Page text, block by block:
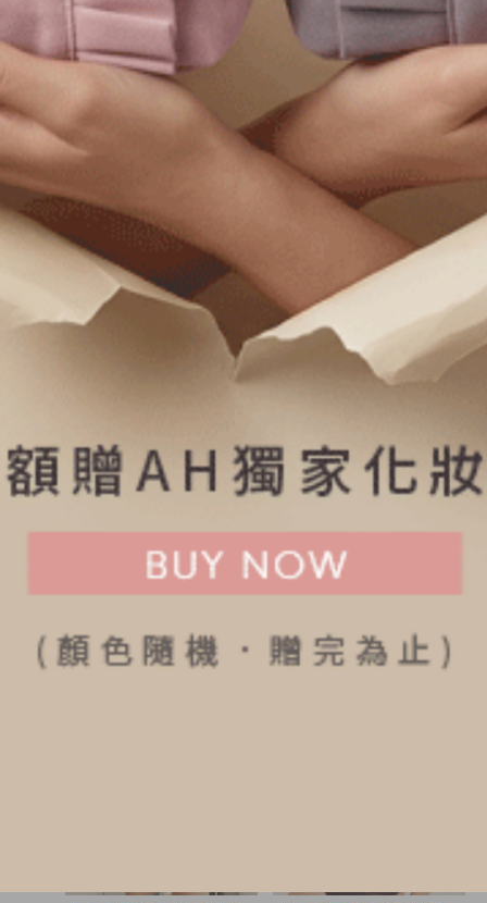
上衣_Soft Clouds（野漆紫）
吸濕排汗蕾絲拼接肩帶罩杯睡衣
L XL
HK$65.5 $87.25
上衣_Soft Clouds（鳶尾紫）
吸濕排汗蕾絲拼接肩帶罩杯睡衣
XL
HK$65.5
連身_Petite Romance（黑色）
M L
$140.5 $187.25
上衣_秋日晴空（黑色-表情熊
落肩長袖居家罩杯睡衣
M
L
XL
HK$92.75